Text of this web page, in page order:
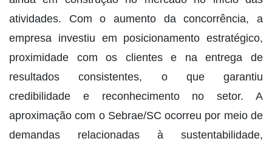
atividades. Com o aumento da concorrência, a
empresa investiu em posicionamento estratégico,
proximidade com os clientes e na entrega de
resultados consistentes, o que garantiu
credibilidade e reconhecimento no setor. A
aproximação com o Sebrae/SC ocorreu por meio de
demandas relacionadas à sustentabilidade,